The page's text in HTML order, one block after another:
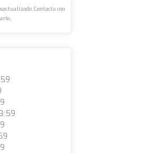
Contacta con